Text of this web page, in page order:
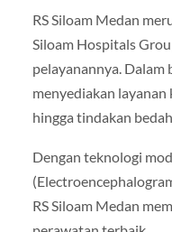
RS Siloam Medan
Siloam Hospitals
pelayanannya. Dalam
menyediakan
hingga tindakan
Dengan teknologi
RS Siloam Medan